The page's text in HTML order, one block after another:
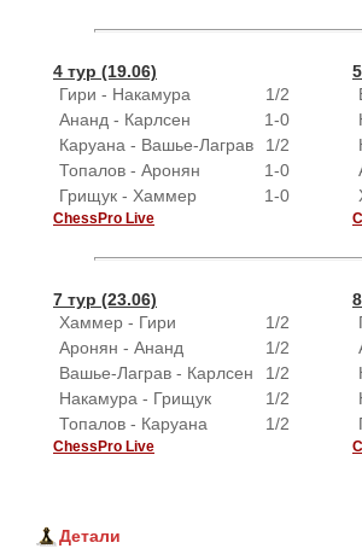
4 тур (19.06)
Гири - Накамура
1/2
Ананд - Карлсен
1-0
Каруана - Вашье-Лаграв
1/2
Топалов - Аронян
1-0
Грищук - Хаммер
1-0
ChessPro Live
7 тур (23.06)
Хаммер - Гири
1/2
Аронян - Ананд
1/2
Вашье-Лаграв - Карлсен
1/2
Накамура - Грищук
1/2
Топалов - Каруана
1/2
ChessPro Live
Детали